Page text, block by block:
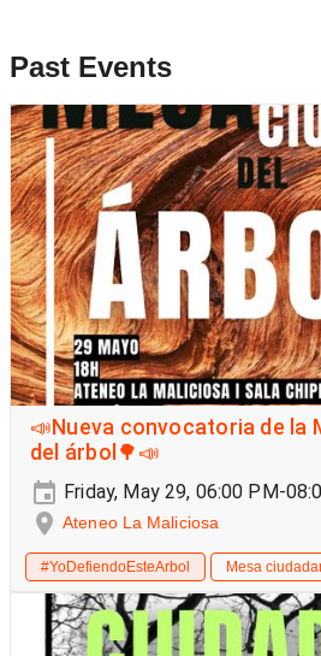
Past Events
📣Nueva convocatoria de la
del árbol🌳📣
Friday, May 29, 06:00 PM-
Ateneo La Maliciosa
#YoDefiendoEsteArbol Mesa